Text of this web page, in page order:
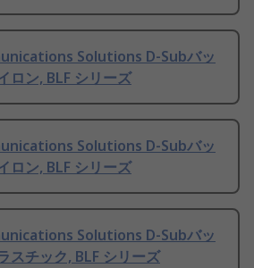
Solutions D-Subバッ
ロン, BLF シリーズ
Solutions D-Subバッ
ロン, BLF シリーズ
Solutions D-Subバッ
スチック, BLF シリーズ